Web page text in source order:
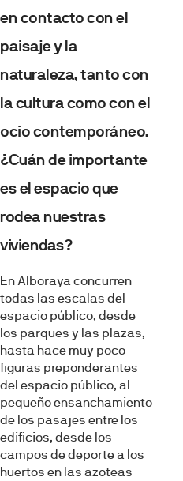
en contacto con el
paisaje y la
naturaleza, tanto con
la cultura como con el
ocio contemporáneo.
¿Cuán de importante
es el espacio que
rodea nuestras
viviendas?
En Alboraya concurren
todas las escalas del
espacio público, desde
los parques y las plazas,
hasta hace muy poco
figuras preponderantes
del espacio público, al
pequeño ensanchamiento
de los pasajes entre los
edificios, desde los
campos de deporte a los
huertos en las azoteas